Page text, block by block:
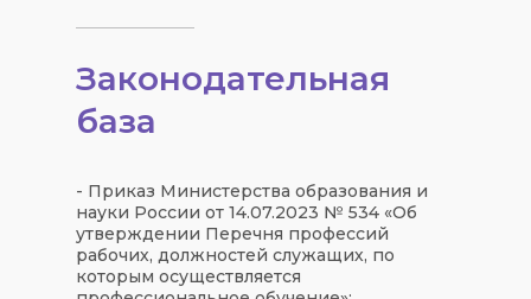
Законодательная
база
- Приказ Министерства образования и
науки России от 14.07.2023 № 534 «Об
утверждении Перечня профессий
рабочих, должностей служащих, по
которым осуществляется